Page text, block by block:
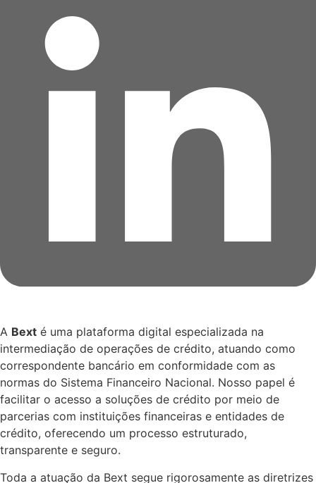
A Bext é uma plataforma digital especializada na
intermediação de operações de crédito, atuando como
correspondente bancário em conformidade com as
normas do Sistema Financeiro Nacional. Nosso papel é
facilitar o acesso a soluções de crédito por meio de
parcerias com instituições financeiras e entidades de
crédito, oferecendo um processo estruturado,
transparente e seguro.
Toda a atuação da Bext segue rigorosamente as diretrizes